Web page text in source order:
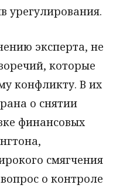
урегулирования.
эксперта, не
которые
конфликту. В их
о снятии
финансовых
смягчения
о контроле